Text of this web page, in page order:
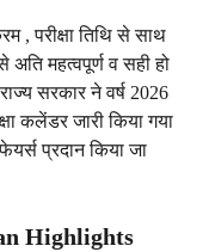
, परीक्षा तिथि से साथ
अति महत्वपूर्ण व सही हो
सरकार ने वर्ष 2026
कलेंडर जारी किया गया
प्रदान किया जा
Highlights